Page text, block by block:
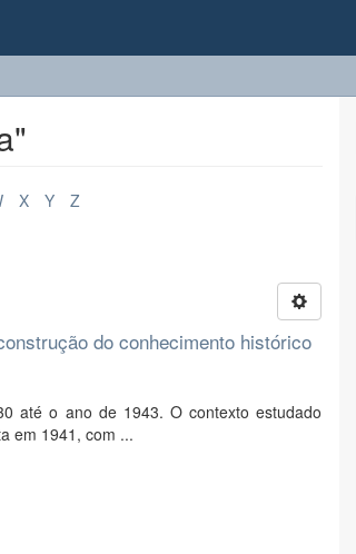
X Y Z
do conhecimento histórico
até o ano de 1943. O contexto estudado
em 1941, com ...